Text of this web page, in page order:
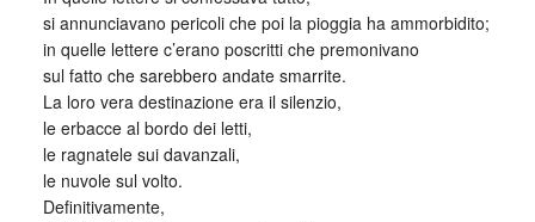
si annunciavano pericoli che poi la pioggia ha ammorbidito;
in quelle lettere c’erano poscritti che premonivano
sul fatto che sarebbero andate smarrite.
La loro vera destinazione era il silenzio,
le erbacce al bordo dei letti,
le ragnatele sui davanzali,
le nuvole sul volto.
Definitivamente,